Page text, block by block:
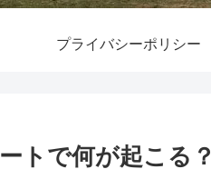
プライバシーポリシー
トで何が起こる？